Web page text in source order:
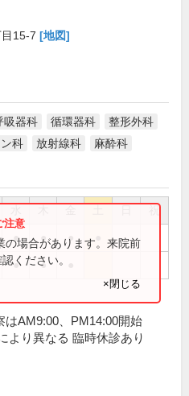
15-7 [地図]
吸器科 循環器科
整形外科
科 放射線科 麻酔科
祝
● ● ●
● ●
の場合があります。来院前
ください。
×閉じる
はAM9:00、PM14:00開始
より異なる 臨時休診あり